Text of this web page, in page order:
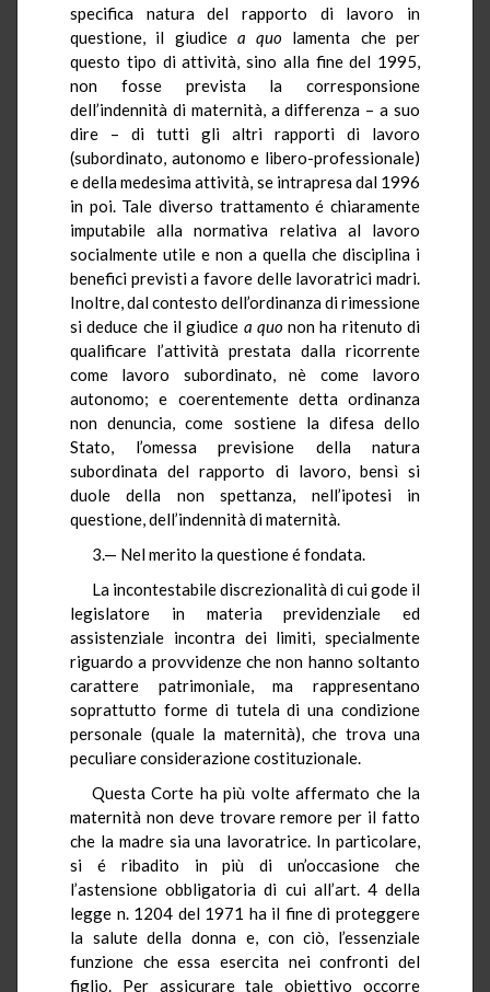
specifica natura del rapporto di lavoro in
questione, il giudice a quo lamenta che per
questo tipo di attività, sino alla fine del 1995,
non fosse prevista la corresponsione
dell’indennità di maternità, a differenza – a suo
dire – di tutti gli altri rapporti di lavoro
(subordinato, autonomo e libero-professionale)
e della medesima attività, se intrapresa dal 1996
in poi. Tale diverso trattamento é chiaramente
imputabile alla normativa relativa al lavoro
socialmente utile e non a quella che disciplina i
benefici previsti a favore delle lavoratrici madri.
Inoltre, dal contesto dell’ordinanza di rimessione
si deduce che il giudice a quonon ha ritenuto di
qualificare l’attività prestata dalla ricorrente
come lavoro subordinato, nè come lavoro
autonomo; e coerentemente detta ordinanza
non denuncia, come sostiene la difesa dello
Stato, l’omessa previsione della natura
subordinata del rapporto di lavoro, bensì si
duole della non spettanza, nell’ipotesi in
questione, dell’indennità di maternità.
3.— Nel merito la questione é fondata.
La incontestabile discrezionalità di cui gode il
legislatore in materia previdenziale ed
assistenziale incontra dei limiti, specialmente
riguardo a provvidenze che non hanno soltanto
carattere patrimoniale, ma rappresentano
soprattutto forme di tutela di una condizione
personale (quale la maternità), che trova una
peculiare considerazione costituzionale.
Questa Corte ha più volte affermato che la
maternità non deve trovare remore per il fatto
che la madre sia una lavoratrice. In particolare,
si é ribadito in più di un’occasione che
l’astensione obbligatoria di cui all’art. 4 della
legge n. 1204 del 1971 ha il fine di proteggere
la salute della donna e, con ciò, l’essenziale
funzione che essa esercita nei confronti del
figlio. Per assicurare tale obiettivo occorre